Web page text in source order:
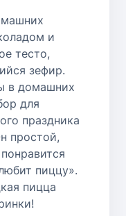
и
тесто,
зефир.
в домашних
для
праздника
простой,
пиццу».
пицца